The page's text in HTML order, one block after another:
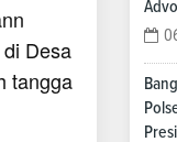
Desa
tangga